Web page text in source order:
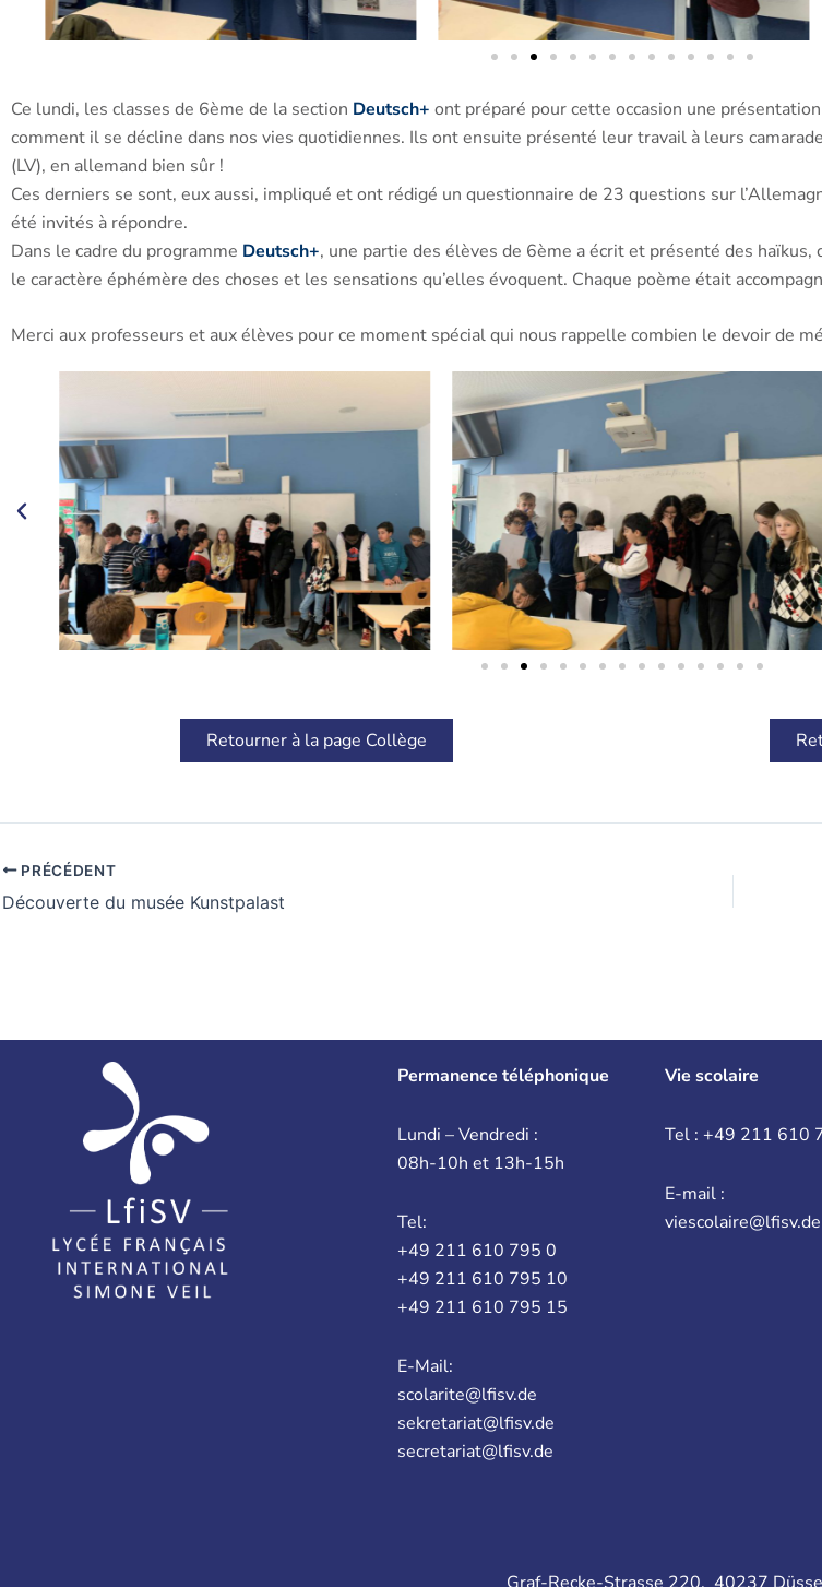
Ce lundi, les classes de 6ème de la section Deutsch+ ont préparé pour cette occasion une
comment il se décline dans nos vies quotidiennes. Ils ont ensuite présenté leur travail à leurs
(LV), en allemand bien sûr !
Ces derniers se sont, eux aussi, impliqué et ont rédigé un questionnaire de 23 questions sur
été invités à répondre.
Dans le cadre du programme Deutsch+, une partie des élèves de 6ème a écrit et présenté des
le caractère éphémère des choses et les sensations qu’elles évoquent. Chaque poème était
Merci aux professeurs et aux élèves pour ce moment spécial qui nous rappelle combien le devoir de
Retourner à la page Collège
PRÉCÉDENT
Découverte du musée Kunstpalast
Permanence téléphonique
Lundi – Vendredi :
08h-10h et 13h-15h
Tel:
+49 211 610 795 0
+49 211 610 795 10
+49 211 610 795 15
E-Mail:
scolarite@lfisv.de
sekretariat@lfisv.de
secretariat@lfisv.de
Vie scolaire
Tel : +49 211 610
E-mail :
viescolaire@lfisv.de